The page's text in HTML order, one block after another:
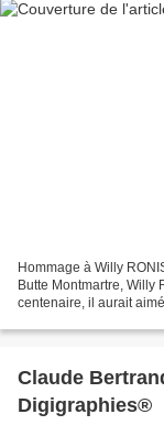
Hommage à Willy
Butte Montmartre, Willy
centenaire, il aurait
Claude
Digigraphies®